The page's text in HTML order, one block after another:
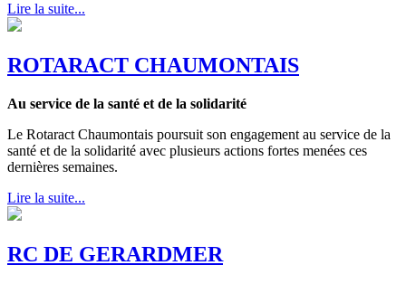
Lire la suite...
ROTARACT CHAUMONTAIS
Au service de la santé et de la solidarité
Le Rotaract Chaumontais poursuit son engagement au service de la
santé et de la solidarité avec plusieurs actions fortes menées ces
dernières semaines.
Lire la suite...
RC DE GERARDMER